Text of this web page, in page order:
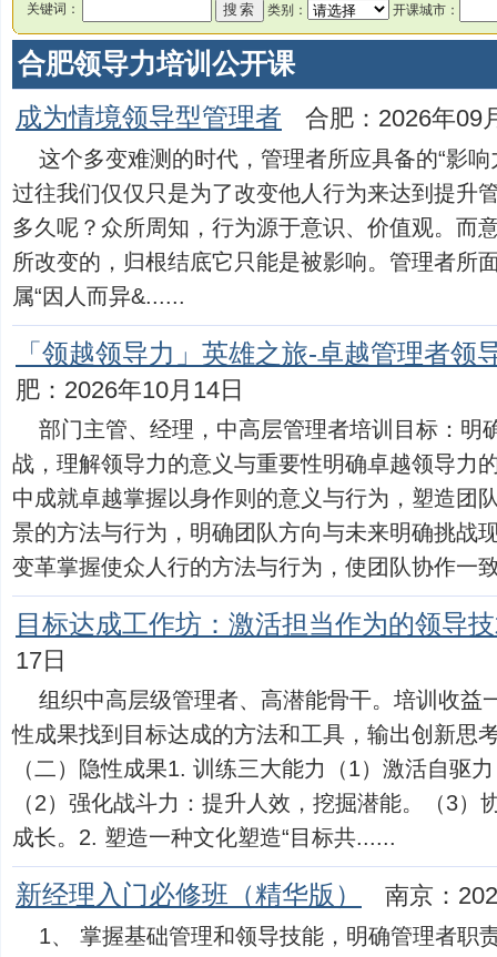
关键词： 类别： 开课城市：
合肥领导力培训公开课
成为情境领导型管理者 合肥：2026年09
这个多变难测的时代，管理者所应具备的“影
过往我们仅仅只是为了改变他人行为来达到提升
多久呢？众所周知，行为源于意识、价值观。而
所改变的，归根结底它只能是被影响。管理者所
属“因人而异&......
「领越领导力」英雄之旅-卓越管理者领
肥：2026年10月14日
部门主管、经理，中高层管理者培训目标：明
战，理解领导力的意义与重要性明确卓越领导力
中成就卓越掌握以身作则的意义与行为，塑造团
景的方法与行为，明确团队方向与未来明确挑战
变革掌握使众人行的方法与行为，使团队协作一
目标达成工作坊：激活担当作为的领导
17日
组织中高层级管理者、高潜能骨干。培训收益
性成果找到目标达成的方法和工具，输出创新思
（二）隐性成果1. 训练三大能力（1）激活自驱
（2）强化战斗力：提升人效，挖掘潜能。（3）
成长。2. 塑造一种文化塑造“目标共......
新经理入门必修班（精华版） 南京：
1、 掌握基础管理和领导技能，明确管理者职